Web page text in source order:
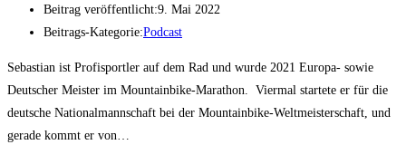
Beitrag veröffentlicht:9. Mai 2022
Beitrags-Kategorie:Podcast
Sebastian ist Profisportler auf dem Rad und wurde 2021 Europa- sowie
Deutscher Meister im Mountainbike-Marathon. Viermal startete er für die
deutsche Nationalmannschaft bei der Mountainbike-Weltmeisterschaft, und
gerade kommt er von…